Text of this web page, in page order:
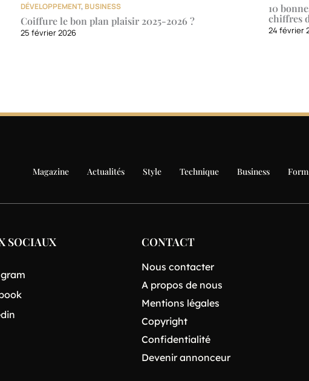
DÉVELOPPEMENT, BUSINESS
Coiffure le bon plan plaisir 2025-2026 ?
25 février 2026
10
chiffres
24 février
Magazine Actualités Style Technique Business
SOCIAUX CONTACT
Nous contacter
A propos de nous
Mentions légales
Copyright
Confidentialité
Devenir annonceur